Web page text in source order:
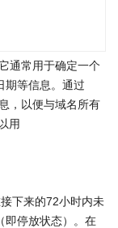
通常用于确定一个
期等信息。通过
，以便与域名所有
用
下来的72小时内未
即停放状态）。在